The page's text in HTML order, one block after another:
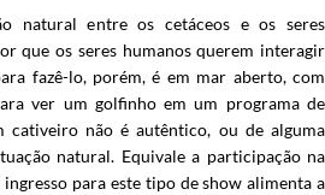
natural entre os cetáceos e os seres
que os seres humanos querem interagir
fazê-lo, porém, é em mar aberto, com
ver um golfinho em um programa de
cativeiro não é autêntico, ou de alguma
natural. Equivale a participação na
para este tipo de show alimenta a